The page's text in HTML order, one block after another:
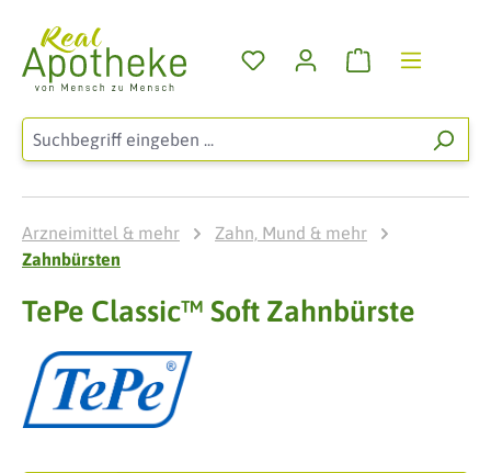
Zum Hauptinhalt springen
Warenkorb
Arzneimittel & mehr
Zahn, Mund & mehr
Zahnbürsten
TePe Classic™ Soft Zahnbürste